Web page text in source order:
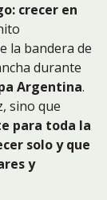
crecer en
la bandera de
durante
Argentina.
sino que
para toda la
solo y que
y